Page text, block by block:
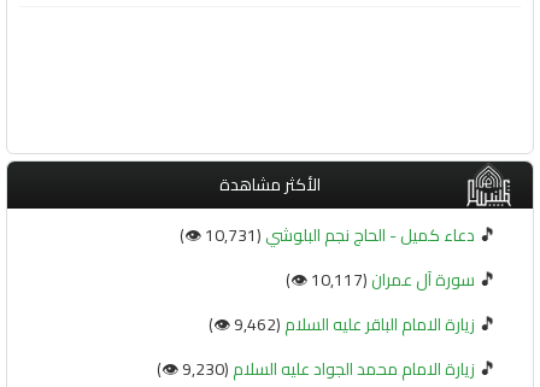
الأكثر مشاهدة
🎵 دعاء كميل - الحاج نجم البلوشي(10,731 👁️)
🎵 سورة آل عمران(10,117 👁️)
🎵 زيارة الامام الباقر عليه السلام(9,462 👁️)
🎵 زيارة الامام محمد الجواد عليه السلام(9,230 👁️)